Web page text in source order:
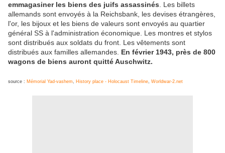
emmagasiner les biens des juifs assassinés . Les billets
allemands sont envoyés à la Reichsbank, les devises étrangères,
l'or, les bijoux et les biens de valeurs sont envoyés au quartier
général SS à l'administration économique. Les montres et stylos
sont distribués aux soldats du front. Les vêtements sont
distribués aux familles allemandes. En février 1943, près de 800
wagons de biens auront quitté Auschwitz.
source : Mémorial Yad-vashem, History place - Holocaust Timeline, Worldwar-2.net